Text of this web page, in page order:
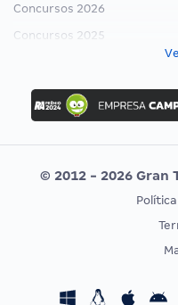
Concursos 2026
Concursos 2025
Concurso Ibama
Concurso MPU
Editais publicados
CONCURSOS POR
Concursos Fiscais
© 2012 - 2026 Gran